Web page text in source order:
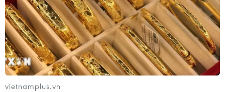
Ngày hội Văn hóa dân tộc Mông lần
thứ 4 sẽ diễn ra tại Điện Biên vào
tháng 10
07/08/2026 09:10
vietnamplus.vn